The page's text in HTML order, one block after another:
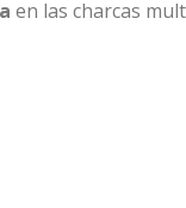
en las charcas